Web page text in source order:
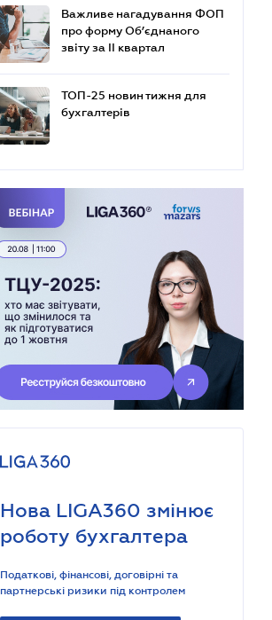
Важливе нагадування ФОП
про форму Об’єднаного
звіту за ІІ квартал
ТОП-25 новин тижня для
бухгалтерів
Нова LIGA360 змінює
роботу бухгалтера
Податкові, фінансові, договірні та
партнерські ризики під контролем